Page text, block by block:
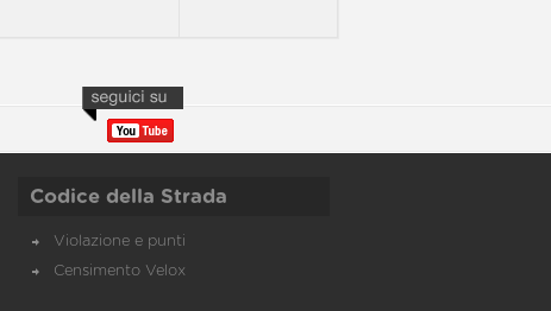
Codice della Strada
Violazione e punti
Censimento Velox